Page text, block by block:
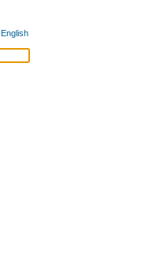
English